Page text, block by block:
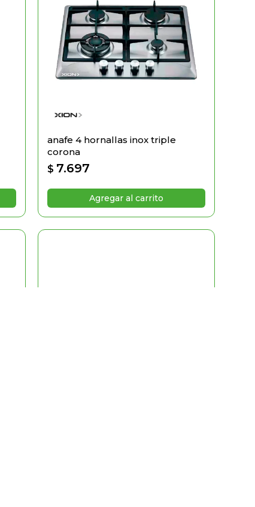
anafe 4 hornallas inox triple
corona
$ 7.697